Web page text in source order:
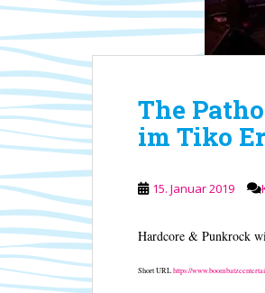
The
im Tiko
15. Januar 2019
Hardcore & Punkrock
Short URLhttps://